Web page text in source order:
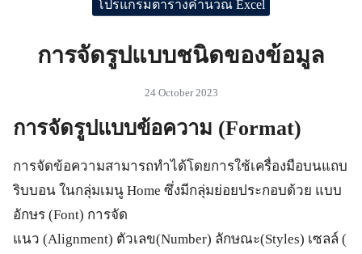
โปรแกรมตารางคำนวณ Excel
การจัดรูปแบบชนิดของข้อมูล
24 October 2023
การจัดรูปแบบข้อความ (Format)
การจัดข้อความสามารถทำได้โดยการใช้เครื่องมือบนแถบ
ริบบอน ในกลุ่มเมนู Home ซึ่งมีกลุ่มย่อยประกอบด้วย แบบ
อักษร (Font) การจัด
แนว (Alignment) ตัวเลข(Number) ลักษณะ(Styles) เซลล์ (